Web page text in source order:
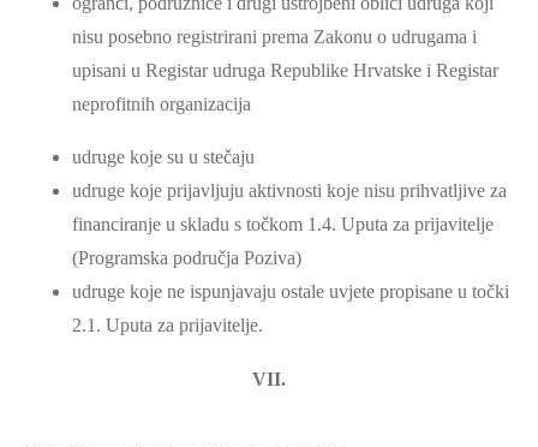
nisu posebno registrirani prema Zakonu o udrugama i
upisani u Registar udruga Republike Hrvatske i Registar
neprofitnih organizacija
udruge koje su u stečaju
udruge koje prijavljuju aktivnosti koje nisu prihvatljive za
financiranje u skladu s točkom 1.4. Uputa za prijavitelje
(Programska područja Poziva)
udruge koje ne ispunjavaju ostale uvjete propisane u točki
2.1. Uputa za prijavitelje.
VII.